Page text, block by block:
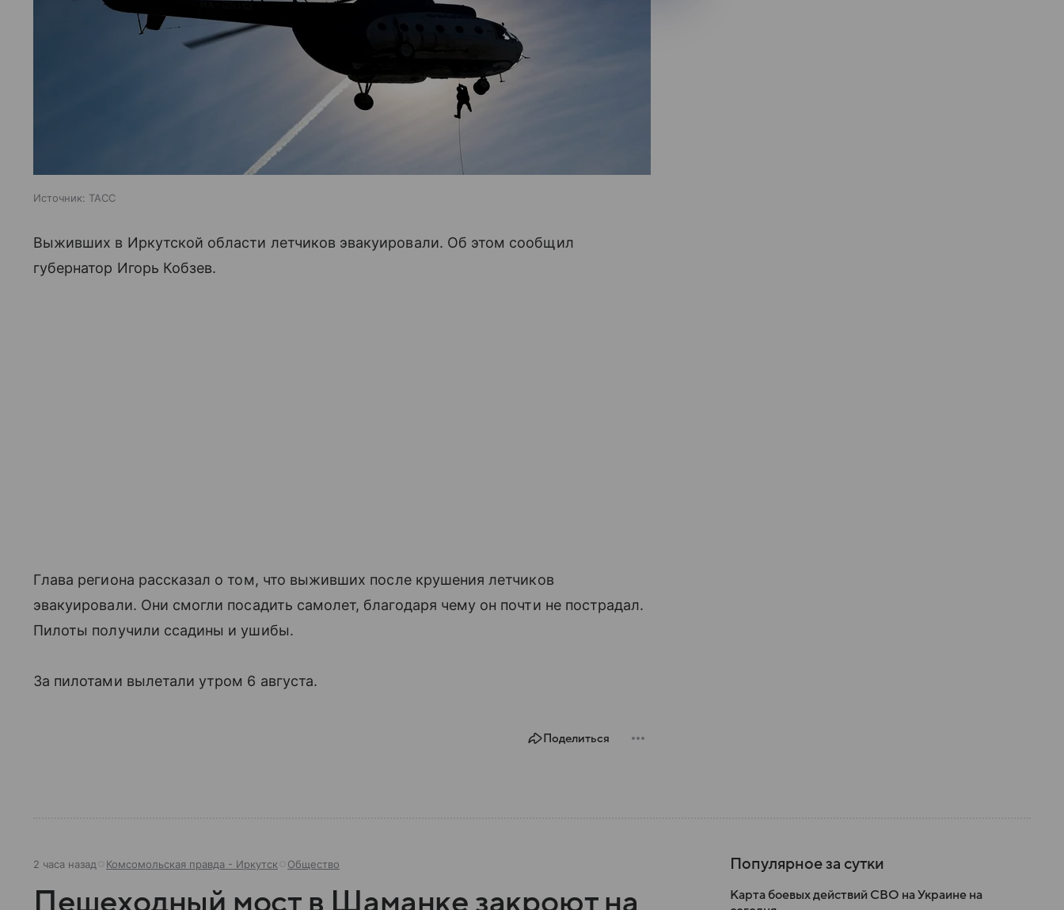
Источник: ТАСС
Выживших в Иркутской области летчиков эвакуировали. Об этом сообщил
губернатор Игорь Кобзев.
Глава региона рассказал о том, что выживших после крушения летчиков
эвакуировали. Они смогли посадить самолет, благодаря чему он почти не пострадал.
Пилоты получили ссадины и ушибы.
За пилотами вылетали утром 6 августа.
Поделиться
2 часа назад Комсомольская правда - Иркутск Общество
Пешеходный мост в Шаманке закроют на
Популярное за сутки
Карта боевых действий СВО на Украине на